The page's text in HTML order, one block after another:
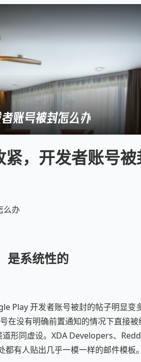
账号被封怎么办
，开发者账号被
么办
是系统性的
Play 开发者账号被封的帖子明显变
在没有明确前置通知的情况下直接
形同虚设。XDA Developers、
有人贴出几乎一模一样的邮件模板。